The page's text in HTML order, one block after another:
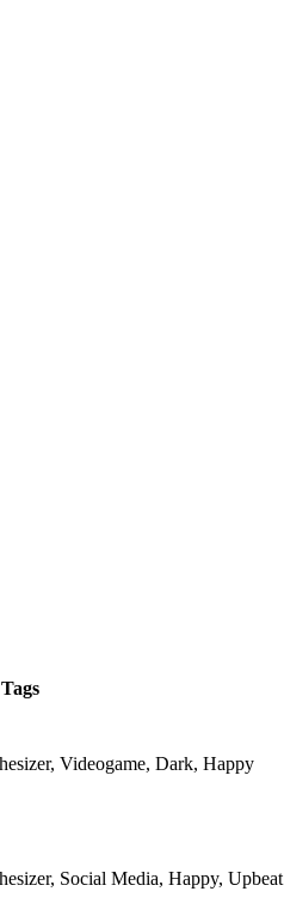
Tags
Videogame, Dark, Happy
Social Media, Happy, Upbeat